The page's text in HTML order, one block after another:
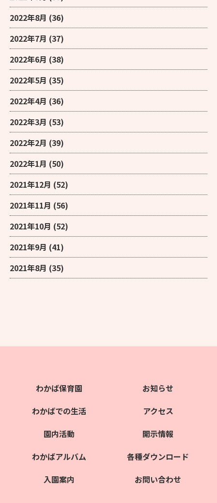
2022年8月 (36)
2022年7月 (37)
2022年6月 (38)
2022年5月 (35)
2022年4月 (36)
2022年3月 (53)
2022年2月 (39)
2022年1月 (50)
2021年12月 (52)
2021年11月 (56)
2021年10月 (52)
2021年9月 (41)
2021年8月 (35)
わかば保育園
わかばでの生活
園内活動
わかばアルバム
入園案内
お知らせ
アクセス
開示情報
各種ダウンロード
お問い合わせ